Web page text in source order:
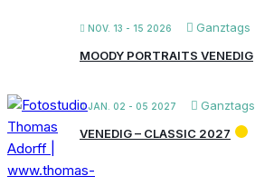
NOV. 13 - 15 2026 Ganztags
MOODY PORTRAITS VENEDIG
JAN. 02 - 05 2027
Ganztags
VENEDIG – CLASSIC 2027